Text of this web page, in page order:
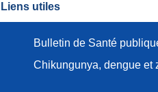
Liens utiles
Bulletin de Santé
Chikungunya, dengue et